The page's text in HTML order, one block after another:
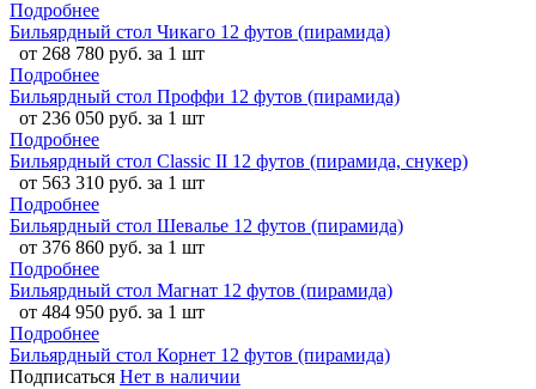
Подробнее
Бильярдный стол Чикаго 12 футов (пирамида)
от 268 780 руб. за 1 шт
Подробнее
Бильярдный стол Проффи 12 футов (пирамида)
от 236 050 руб. за 1 шт
Подробнее
Бильярдный стол Classic II 12 футов (пирамида, снукер)
от 563 310 руб. за 1 шт
Подробнее
Бильярдный стол Шевалье 12 футов (пирамида)
от 376 860 руб. за 1 шт
Подробнее
Бильярдный стол Магнат 12 футов (пирамида)
от 484 950 руб. за 1 шт
Подробнее
Бильярдный стол Корнет 12 футов (пирамида)
Подписаться Нет в наличии